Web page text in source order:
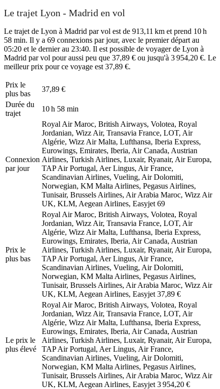
Le trajet Lyon - Madrid en vol
Le trajet de Lyon à Madrid par vol est de 913,11 km et prend 10 h
58 min. Il y a 69 connexions par jour, avec le premier départ au
05:20 et le dernier au 23:40. Il est possible de voyager de Lyon à
Madrid par vol pour aussi peu que 37,89 € ou jusqu'à 3 954,20 €. Le
meilleur prix pour ce voyage est 37,89 €.
Prix ​​le
plus bas
37,89 €
Durée du
trajet
10 h 58 min
Connexion
par jour
Royal Air Maroc, British Airways, Volotea, Royal
Jordanian, Wizz Air, Transavia France, LOT, Air
Algérie, Wizz Air Malta, Lufthansa, Iberia Express,
Eurowings, Emirates, Iberia, Air Canada, Austrian
Airlines, Turkish Airlines, Luxair, Ryanair, Air Europa,
TAP Air Portugal, Aer Lingus, Air France,
Scandinavian Airlines, Vueling, Air Dolomiti,
Norwegian, KM Malta Airlines, Pegasus Airlines,
Tunisair, Brussels Airlines, Air Arabia Maroc, Wizz Air
UK, KLM, Aegean Airlines, Easyjet 69
Prix ​​le
plus bas
Royal Air Maroc, British Airways, Volotea, Royal
Jordanian, Wizz Air, Transavia France, LOT, Air
Algérie, Wizz Air Malta, Lufthansa, Iberia Express,
Eurowings, Emirates, Iberia, Air Canada, Austrian
Airlines, Turkish Airlines, Luxair, Ryanair, Air Europa,
TAP Air Portugal, Aer Lingus, Air France,
Scandinavian Airlines, Vueling, Air Dolomiti,
Norwegian, KM Malta Airlines, Pegasus Airlines,
Tunisair, Brussels Airlines, Air Arabia Maroc, Wizz Air
UK, KLM, Aegean Airlines, Easyjet 37,89 €
Le prix le
plus élevé
Royal Air Maroc, British Airways, Volotea, Royal
Jordanian, Wizz Air, Transavia France, LOT, Air
Algérie, Wizz Air Malta, Lufthansa, Iberia Express,
Eurowings, Emirates, Iberia, Air Canada, Austrian
Airlines, Turkish Airlines, Luxair, Ryanair, Air Europa,
TAP Air Portugal, Aer Lingus, Air France,
Scandinavian Airlines, Vueling, Air Dolomiti,
Norwegian, KM Malta Airlines, Pegasus Airlines,
Tunisair, Brussels Airlines, Air Arabia Maroc, Wizz Air
UK, KLM, Aegean Airlines, Easyjet 3 954,20 €